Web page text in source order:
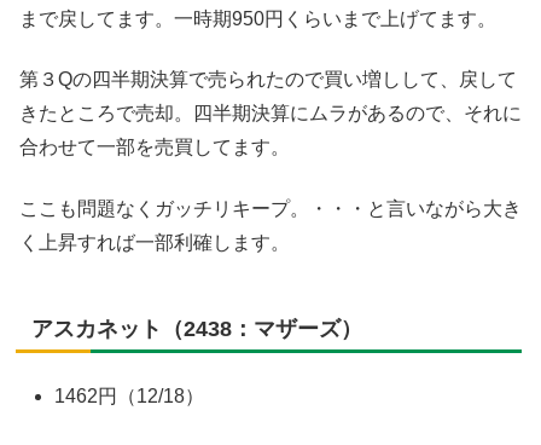
まで戻してます。一時期950円くらいまで上げてます。
第３Qの四半期決算で売られたので買い増しして、戻して
きたところで売却。四半期決算にムラがあるので、それに
合わせて一部を売買してます。
ここも問題なくガッチリキープ。・・・と言いながら大き
く上昇すれば一部利確します。
アスカネット（2438：マザーズ）
1462円（12/18）